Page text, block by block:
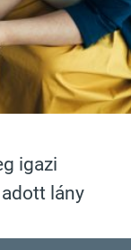
igazi
lány